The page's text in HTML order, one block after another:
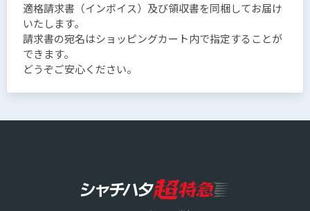
適格請求書（インボイス）及び領収書を同梱してお届け
いたします。
請求書の宛名はショッピングカート内で指定することが
できます。
どうぞご安心ください。